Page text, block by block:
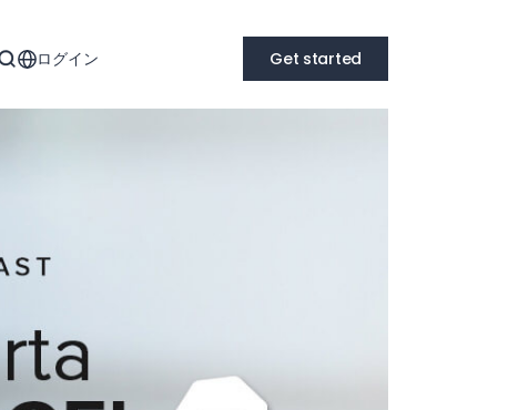
ログイン Get started